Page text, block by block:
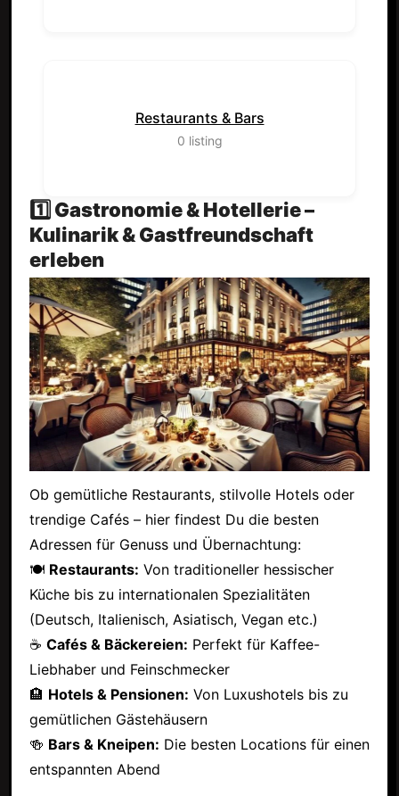
Restaurants & Bars
0 listing
1️⃣ Gastronomie & Hotellerie –
Kulinarik & Gastfreundschaft
erleben
Ob gemütliche Restaurants, stilvolle Hotels oder
trendige Cafés – hier findest Du die besten
Adressen für Genuss und Übernachtung:
🍽 Restaurants: Von traditioneller hessischer
Küche bis zu internationalen Spezialitäten
(Deutsch, Italienisch, Asiatisch, Vegan etc.)
☕ Cafés & Bäckereien: Perfekt für Kaffee-
Liebhaber und Feinschmecker
🏨 Hotels & Pensionen: Von Luxushotels bis zu
gemütlichen Gästehäusern
🍻 Bars & Kneipen: Die besten Locations für einen
entspannten Abend